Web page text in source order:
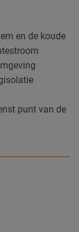
en de koude
punt van de